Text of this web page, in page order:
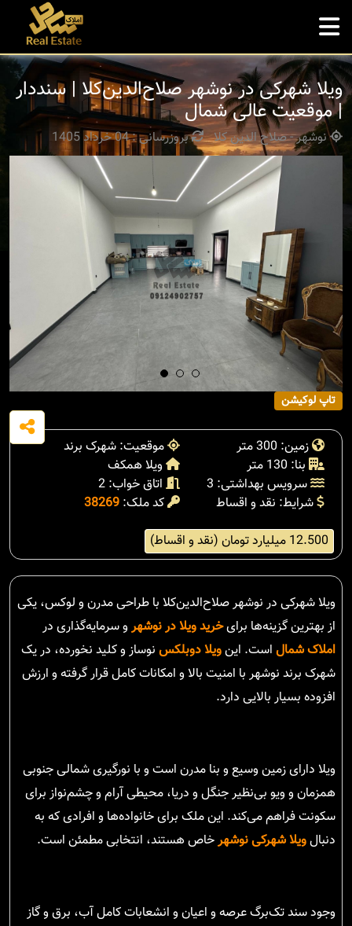
ویلا شهرکی در نوشهر صلاح‌الدین‌کلا | سنددار
| موقعیت عالی شمال
نوشهر - صلاح الدین کلا بروزرسانی : 04 خرداد 1405
تاپ لوکیشن
زمین: 300 متر
موقعیت: شهرک برند
بنا: 130 متر
ویلا همکف
سرویس بهداشتی: 3
اتاق خواب: 2
شرایط: نقد و اقساط
کد ملک: 38269
12.500 میلیارد تومان (نقد و اقساط)
ویلا شهرکی در نوشهر صلاح‌الدین‌کلا با طراحی مدرن و لوکس، یکی
از بهترین گزینه‌ها برایخرید ویلا در نوشهر و سرمایه‌گذاری در
املاک شمال است. اینویلا دوبلکس نوساز و کلید نخورده، در یک
شهرک برند نوشهر با امنیت بالا و امکانات کامل قرار گرفته و ارزش
افزوده بسیار بالایی دارد.
ویلا دارای زمین وسیع و بنا مدرن است و با نورگیری شمالی جنوبی
همزمان و ویو بی‌نظیر جنگل و دریا، محیطی آرام و چشم‌نواز برای
سکونت فراهم می‌کند. این ملک برای خانواده‌ها و افرادی که به
دنبالویلا شهرکی نوشهرخاص هستند، انتخابی مطمئن است.
وجود سند تک‌برگ عرصه و اعیان و انشعابات کامل آب، برق و گاز